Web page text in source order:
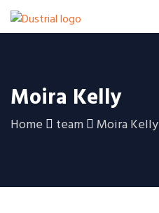
Moira Kelly
Home team Moira Kelly